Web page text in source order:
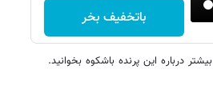
باتخفیف بخر
درباره این پرنده باشکوه بخوانید.